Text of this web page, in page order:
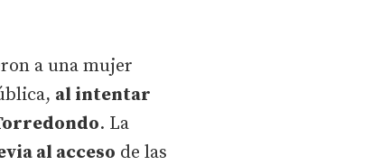
a una mujer
al intentar
. La
al acceso de las